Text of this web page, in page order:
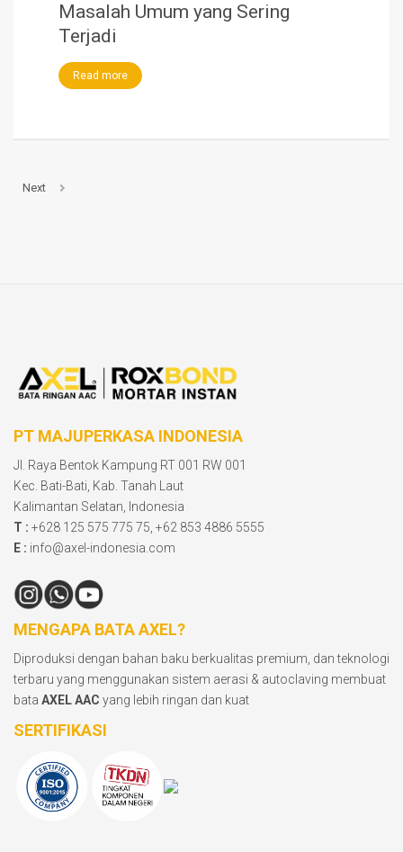
Masalah Umum yang Sering
Terjadi
Read more
Next
PT MAJUPERKASA INDONESIA
Jl. Raya Bentok Kampung RT 001 RW 001
Kec. Bati-Bati, Kab. Tanah Laut
Kalimantan Selatan, Indonesia
T : +628 125 575 775 75, +62 853 4886 5555
E : info@axel-indonesia.com
MENGAPA BATA AXEL?
Diproduksi dengan bahan baku berkualitas premium, dan teknologi
terbaru yang menggunakan sistem aerasi & autoclaving membuat
bata AXEL AAC yang lebih ringan dan kuat
SERTIFIKASI